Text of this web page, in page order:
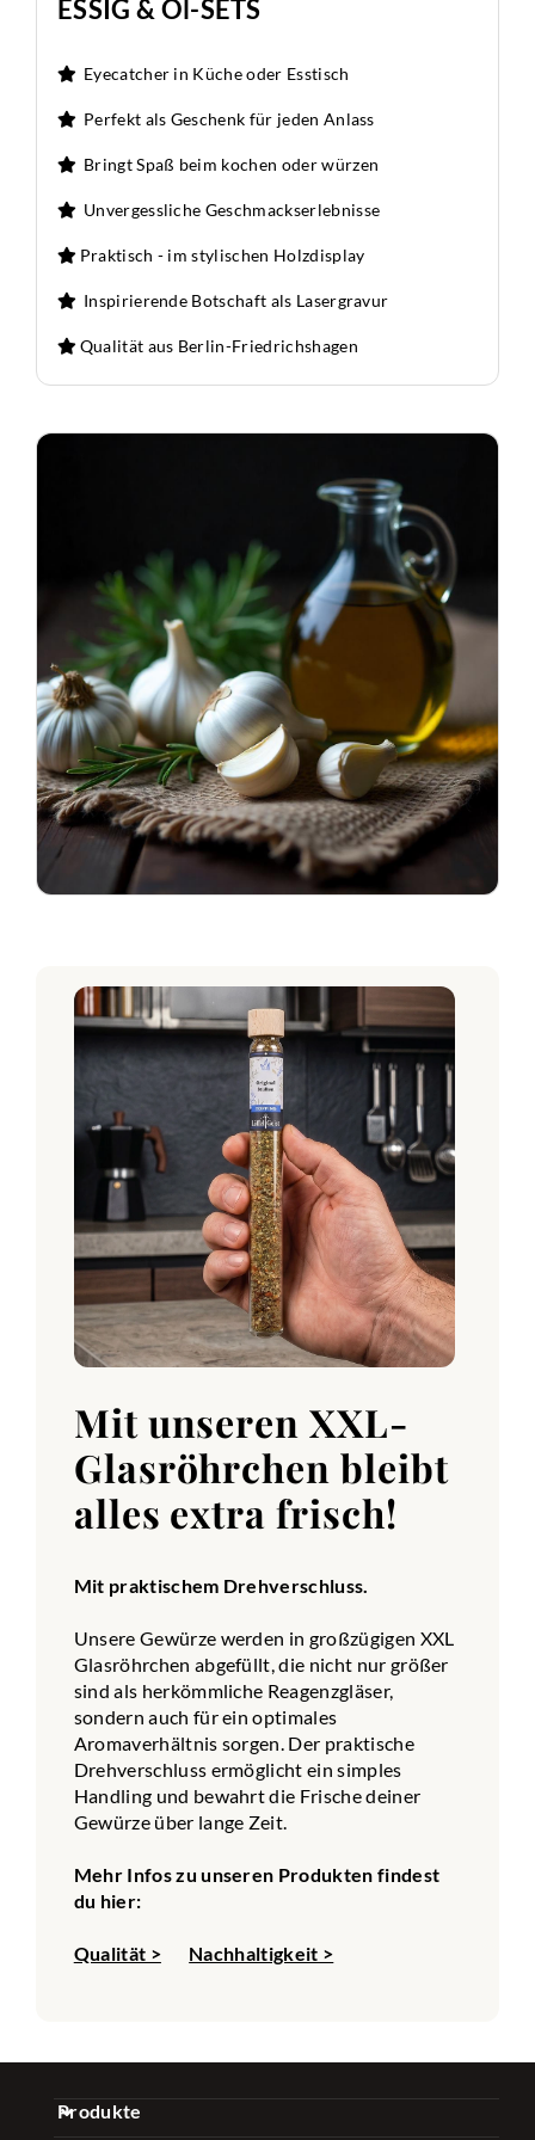
ESSIG & Öl-SETS
Eyecatcher in Küche oder Esstisch
Perfekt als Geschenk für jeden Anlass
Bringt Spaß beim kochen oder würzen
Unvergessliche Geschmackserlebnisse
Praktisch - im stylischen Holzdisplay
Inspirierende Botschaft als Lasergravur
Qualität aus Berlin-Friedrichshagen
Mit unseren XXL-
Glasröhrchen bleibt
alles extra frisch!
Mit praktischem Drehverschluss.
Unsere Gewürze werden in großzügigen XXL
Glasröhrchen abgefüllt, die nicht nur größer
sind als herkömmliche Reagenzgläser,
sondern auch für ein optimales
Aromaverhältnis sorgen. Der praktische
Drehverschluss ermöglicht ein simples
Handling und bewahrt die Frische deiner
Gewürze über lange Zeit.
Mehr Infos zu unseren Produkten findest
du hier:
Qualität > Nachhaltigkeit >
Produkte